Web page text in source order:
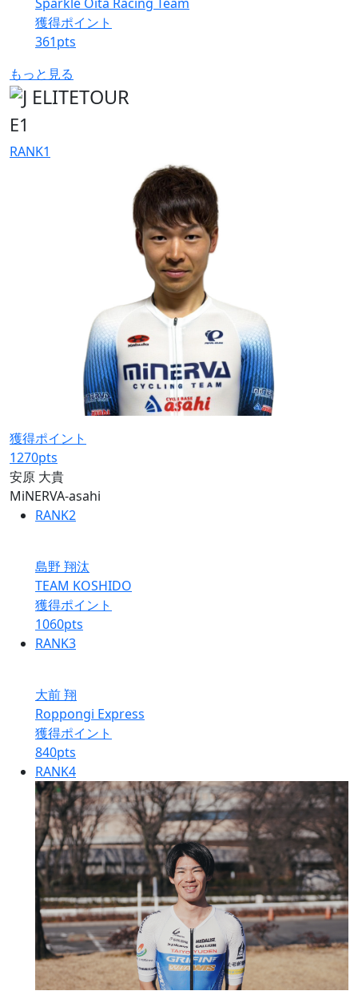
獲得ポイント
361pts
もっと見る
E1
RANK1
獲得ポイント
1270pts
安原 大貴
MiNERVA-asahi
RANK2
島野 翔汰
TEAM KOSHIDO
獲得ポイント
1060pts
RANK3
大前 翔
Roppongi Express
獲得ポイント
840pts
RANK4